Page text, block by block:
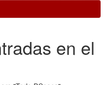
en el